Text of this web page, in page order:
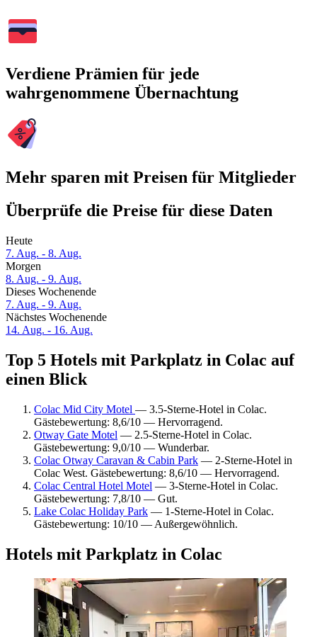
Verdiene Prämien für jede
wahrgenommene Übernachtung
Mehr sparen mit Preisen für Mitglieder
Überprüfe die Preise für diese Daten
Heute
7. Aug. - 8. Aug.
Morgen
8. Aug. - 9. Aug.
Dieses Wochenende
7. Aug. - 9. Aug.
Nächstes Wochenende
14. Aug. - 16. Aug.
Top 5 Hotels mit Parkplatz in Colac auf
einen Blick
Colac Mid City Motel — 3.5-Sterne-Hotel in Colac.
Gästebewertung: 8,6/10 — Hervorragend.
Otway Gate Motel — 2.5-Sterne-Hotel in Colac.
Gästebewertung: 9,0/10 — Wunderbar.
Colac Otway Caravan & Cabin Park — 2-Sterne-Hotel in
Colac West. Gästebewertung: 8,6/10 — Hervorragend.
Colac Central Hotel Motel — 3-Sterne-Hotel in Colac.
Gästebewertung: 7,8/10 — Gut.
Lake Colac Holiday Park — 1-Sterne-Hotel in Colac.
Gästebewertung: 10/10 — Außergewöhnlich.
Hotels mit Parkplatz in Colac